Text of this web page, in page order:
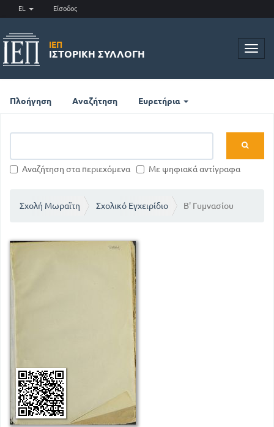
EL Είσοδος
ΙΕΠ
ΙΣΤΟΡΙΚΉ ΣΥΛΛΟΓΉ
Πλοήγηση Αναζήτηση Ευρετήρια
Αναζήτηση στα περιεχόμενα Με ψηφιακά αντίγραφα
Σχολή Μωραϊτη Σχολικό Εγχειρίδιο Β' Γυμνασίου